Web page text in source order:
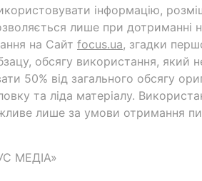
інформацію,
лише при дотриманні
на Cайт focus.ua, згадки
обсягу використання, який
50% від загального обсягу
та ліда матеріалу.
лише за умови отримання
МЕДІА»